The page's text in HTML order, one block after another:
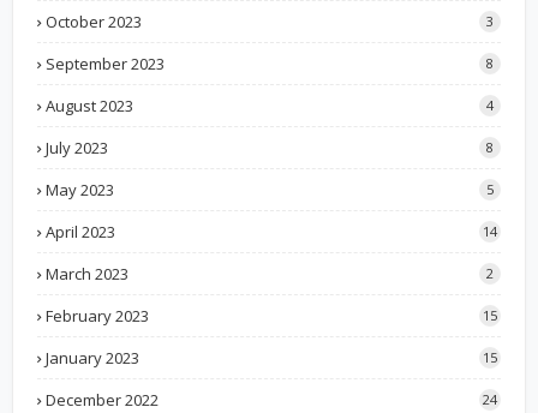
October 2023 3
September 2023 8
August 2023 4
July 2023 8
May 2023 5
April 2023 14
March 2023 2
February 2023 15
January 2023 15
December 2022 24